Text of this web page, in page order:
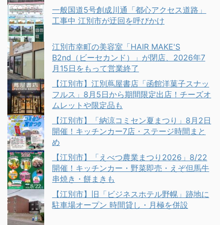
一般国道5号創成川通「都心アクセス道路」
工事中 江別市が迂回を呼びかけ
江別市幸町の美容室「HAIR MAKE'S
B2nd（ビーセカンド）」が閉店、2026年7
月15日をもって営業終了
【江別市】江別蔦屋書店「函館洋菓子スナッ
フルス」8月5日から期間限定出店！チーズオ
ムレットや限定品も
【江別市】「納涼コミセン夏まつり」8月2日
開催！キッチンカー7店・ステージ時間まと
め
【江別市】「えべつ農業まつり2026」8/22
開催！キッチンカー・野菜即売・えぞ但馬牛
串焼き・餅まきも
【江別市】旧「ビジネスホテル野幌」跡地に
駐車場オープン 時間貸し・月極を併設